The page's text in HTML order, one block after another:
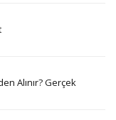
Alınır? Gerçek